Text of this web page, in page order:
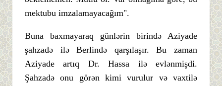
mektubu imzalamayacağım".
Buna baxmayaraq günlərin birində Aziyade
şahzadə ilə Berlində qarşılaşır. Bu zaman
Aziyade artıq Dr. Hassa ilə evlənmişdi.
Şahzadə onu görən kimi vurulur və vaxtilə